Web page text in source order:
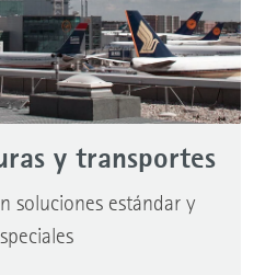
y transportes
soluciones estándar y